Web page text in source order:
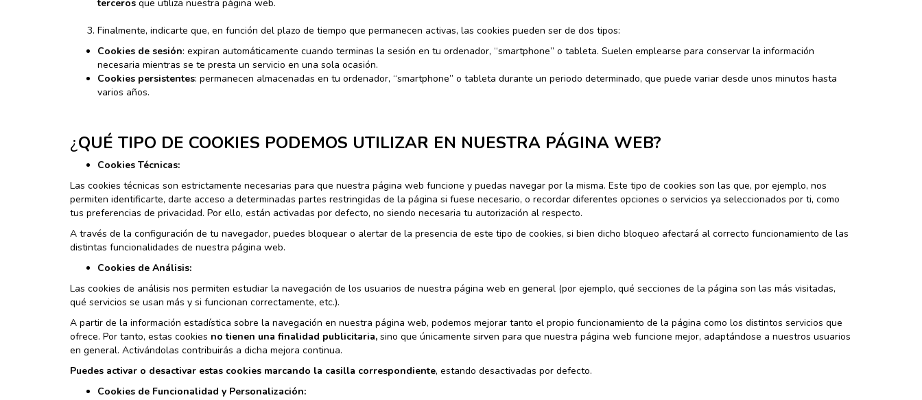
terceros que utiliza nuestra página web.
Finalmente, indicarte que, en función del plazo de tiempo que permanecen activas, las cookies pueden ser de dos tipos:
Cookies de sesión: expiran automáticamente cuando terminas la sesión en tu ordenador, “smartphone” o tableta. Suelen emplearse para conservar la información
necesaria mientras se te presta un servicio en una sola ocasión.
Cookies persistentes: permanecen almacenadas en tu ordenador, “smartphone” o tableta durante un periodo determinado, que puede variar desde unos minutos hasta
varios años.
¿QUÉ TIPO DE COOKIES PODEMOS UTILIZAR EN NUESTRA PÁGINA WEB?
Cookies Técnicas:
Las cookies técnicas son estrictamente necesarias para que nuestra página web funcione y puedas navegar por la misma. Este tipo de cookies son las que, por ejemplo, nos
permiten identificarte, darte acceso a determinadas partes restringidas de la página si fuese necesario, o recordar diferentes opciones o servicios ya seleccionados por ti, como
tus preferencias de privacidad. Por ello, están activadas por defecto, no siendo necesaria tu autorización al respecto.
A través de la configuración de tu navegador, puedes bloquear o alertar de la presencia de este tipo de cookies, si bien dicho bloqueo afectará al correcto funcionamiento de las
distintas funcionalidades de nuestra página web.
Cookies de Análisis:
Las cookies de análisis nos permiten estudiar la navegación de los usuarios de nuestra página web en general (por ejemplo, qué secciones de la página son las más visitadas,
qué servicios se usan más y si funcionan correctamente, etc.).
A partir de la información estadística sobre la navegación en nuestra página web, podemos mejorar tanto el propio funcionamiento de la página como los distintos servicios que
ofrece. Por tanto, estas cookies no tienen una finalidad publicitaria, sino que únicamente sirven para que nuestra página web funcione mejor, adaptándose a nuestros usuarios
en general. Activándolas contribuirás a dicha mejora continua.
Puedes activar o desactivar estas cookies marcando la casilla correspondiente, estando desactivadas por defecto.
Cookies de Funcionalidad y Personalización: